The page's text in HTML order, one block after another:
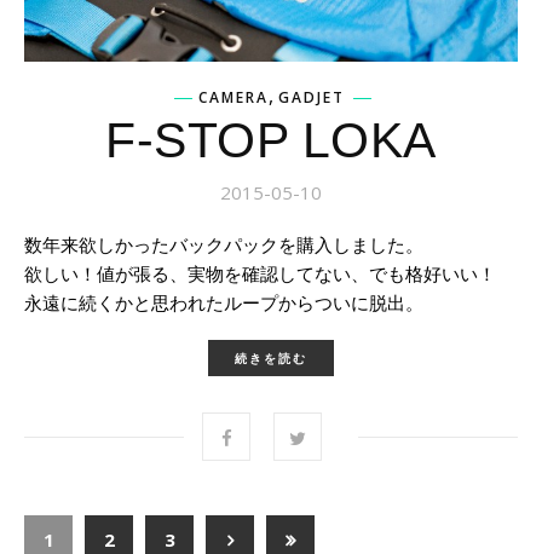
CAMERA, GADJET
F-STOP LOKA
2015-05-10
数年来欲しかったバックパックを購入しました。
欲しい！値が張る、実物を確認してない、でも格好いい！
永遠に続くかと思われたループからついに脱出。
続きを読む
1 2 3